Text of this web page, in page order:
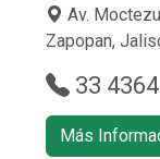
Av.
Zapopan,
33 4364
4398
Más